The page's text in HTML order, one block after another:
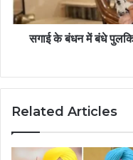
सगाई के बंधन में बंधे
Related Articles